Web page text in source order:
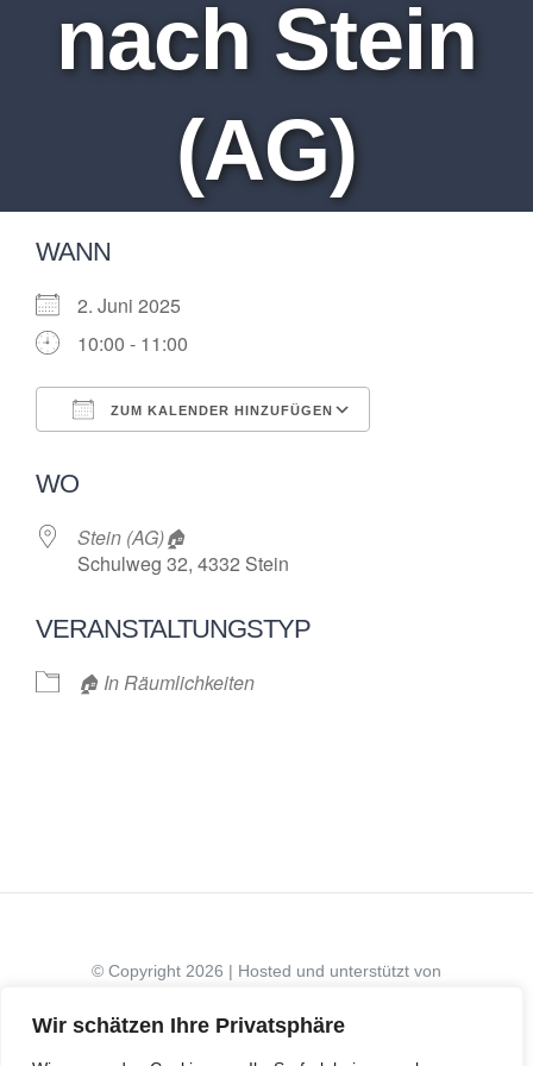
Wir schätzen Ihre Privatsphäre
nach Stein
(AG)
WANN
2. Juni 2025
10:00 - 11:00
ZUM KALENDER HINZUFÜGEN
WO
Stein (AG)🏠
Schulweg 32, 4332 Stein
VERANSTALTUNGSTYP
🏠 In Räumlichkeiten
© Copyright 2026 | Hosted und unterstützt von
| All Rights Reserved